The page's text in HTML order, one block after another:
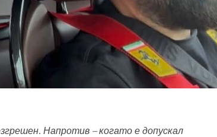
Напротив – когато е допускал